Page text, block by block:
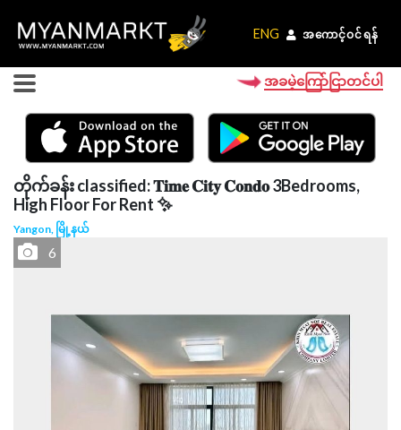
ENG အကောင့်ဝင်ရန်
ENG အကောင့်ဝင်ရန်
အခမဲ့ကြော်ငြာတင်ပါ
တိုက်ခန်း classified: 𝐓𝐢𝐦𝐞 𝐂𝐢𝐭𝐲 𝐂𝐨𝐧𝐝𝐨 3Bedrooms,
High Floor For Rent ✨
Yangon, မြို့နယ်
6